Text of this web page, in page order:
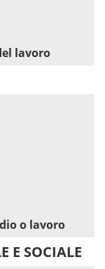
lavoro
o lavoro
E SOCIALE